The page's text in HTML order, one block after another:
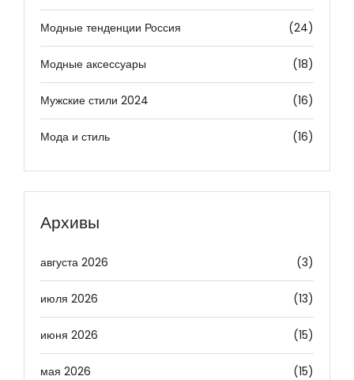
Модные тенденции Россия (24)
Модные аксессуары (18)
Мужские стили 2024 (16)
Мода и стиль (16)
Архивы
августа 2026 (3)
июля 2026 (13)
июня 2026 (15)
мая 2026 (15)